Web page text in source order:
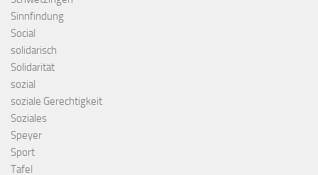
Sinnfindung
Social
solidarisch
Solidarität
sozial
soziale Gerechtigkeit
Soziales
Speyer
Sport
Tafel